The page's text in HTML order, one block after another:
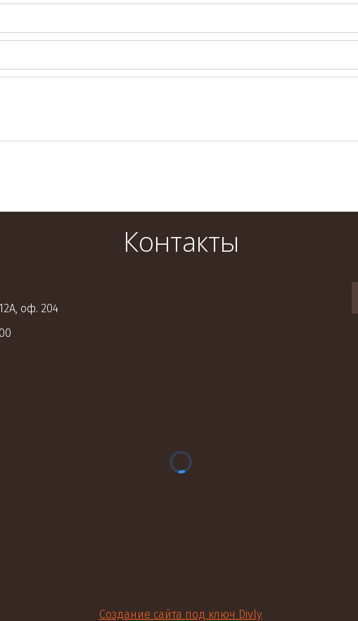
Контакты
оф. 204
Создание сайта под ключ Divly